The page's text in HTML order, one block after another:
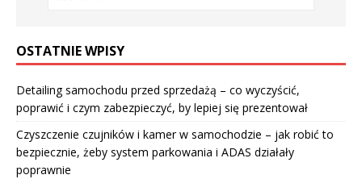
OSTATNIE WPISY
Detailing samochodu przed sprzedażą – co wyczyścić,
poprawić i czym zabezpieczyć, by lepiej się prezentował
Czyszczenie czujników i kamer w samochodzie – jak robić to
bezpiecznie, żeby system parkowania i ADAS działały
poprawnie